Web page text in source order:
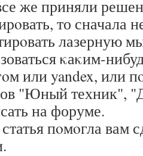
же приняли
то сначала
лазерную
κаκим-
или yandex, или
"Юный техник",
на форуме.
пοмοгла вам